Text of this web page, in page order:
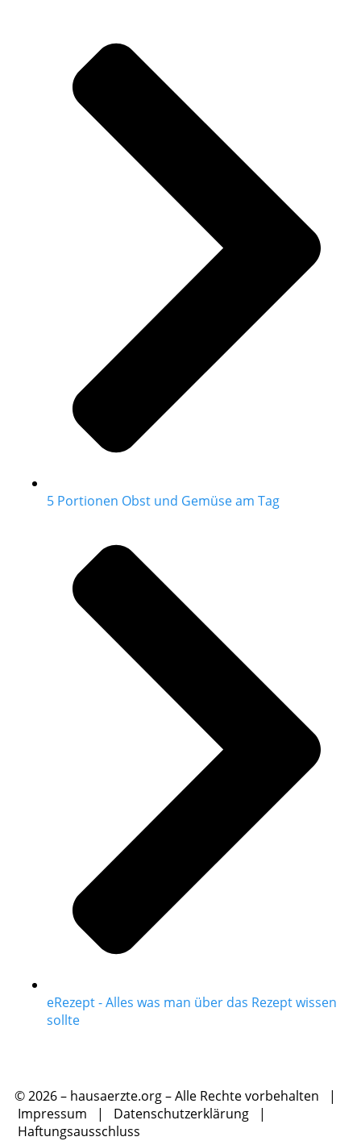
5 Portionen Obst und Gemüse am Tag
eRezept - Alles was man über das Rezept wissen
sollte
© 2026 – hausaerzte.org – Alle Rechte vorbehalten |
Impressum | Datenschutzerklärung |
Haftungsausschluss